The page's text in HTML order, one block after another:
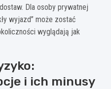
Dla osoby prywatnej
wyjazd” może zostać
wyglądają jak
i ich minusy